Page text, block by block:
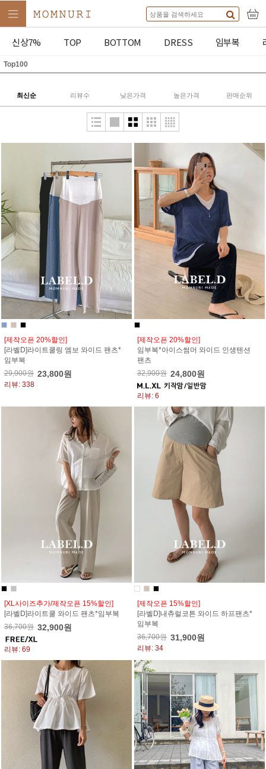
신상7% TOP BOTTOM DRESS 임부복
Top100
최신순 리뷰수 낮은가격 높은가격 판매순위
[제작오픈 20%할인]
[라벨D]라이트쿨링 엠보 와이드 팬츠*
임부복
29,900원 23,800원
리뷰: 338
[제작오픈 20%할인]
임부복*아이스썸머 와이드 인생텐션
팬츠
32,900원 24,800원
리뷰: 6
[XL사이즈추가/제작오픈 15%할인]
[라벨D]라이트쿨 와이드 팬츠*임부복
36,700원 32,900원
리뷰: 69
[제작오픈 15%할인]
[라벨D]내츄럴코튼 와이드 하프팬츠*
임부복
36,700원 31,900원
리뷰: 34